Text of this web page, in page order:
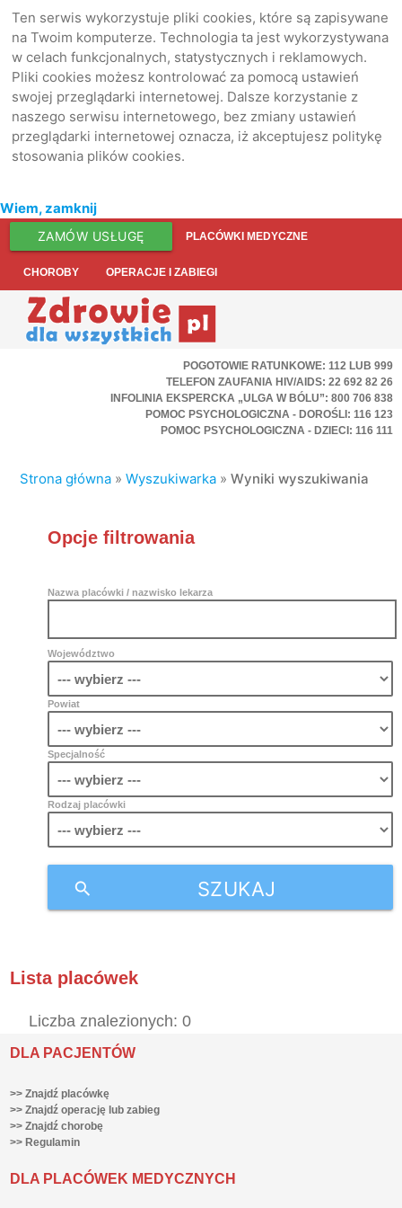
Ten serwis wykorzystuje pliki cookies, które są zapisywane
na Twoim komputerze. Technologia ta jest wykorzystywana
w celach funkcjonalnych, statystycznych i reklamowych.
Pliki cookies możesz kontrolować za pomocą ustawień
swojej przeglądarki internetowej. Dalsze korzystanie z
naszego serwisu internetowego, bez zmiany ustawień
przeglądarki internetowej oznacza, iż akceptujesz politykę
stosowania plików cookies.
Wiem, zamknij
ZAMÓW USŁUGĘ PLACÓWKI MEDYCZNE
CHOROBY OPERACJE I ZABIEGI
POGOTOWIE RATUNKOWE: 112 LUB 999
TELEFON ZAUFANIA HIV/AIDS: 22 692 82 26
INFOLINIA EKSPERCKA „ULGA W BÓLU”: 800 706 838
POMOC PSYCHOLOGICZNA - DOROŚLI: 116 123
POMOC PSYCHOLOGICZNA - DZIECI: 116 111
Strona główna »Wyszukiwarka »Wyniki wyszukiwania
Opcje filtrowania
Nazwa placówki / nazwisko lekarza
Województwo
Powiat
Specjalność
Rodzaj placówki
SZUKAJ
search
Lista placówek
Liczba znalezionych: 0
DLA PACJENTÓW
>> Znajdź placówkę
>> Znajdź operację lub zabieg
>> Znajdź chorobę
>> Regulamin
DLA PLACÓWEK MEDYCZNYCH